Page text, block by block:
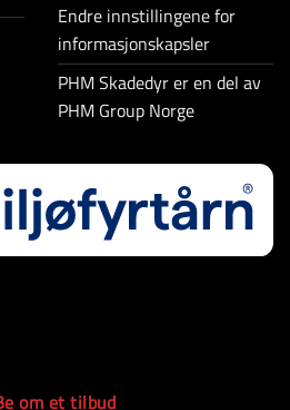
Endre innstillingene for
informasjonskapsler
PHM Skadedyr er en del av
PHM Group Norge
om et tilbud